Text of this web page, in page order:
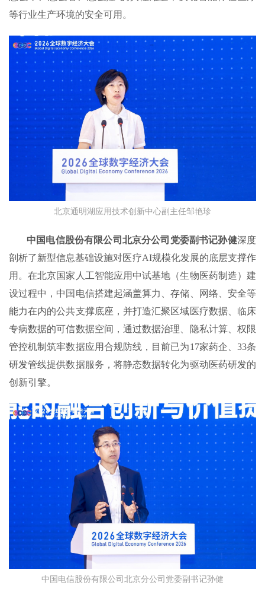
等行业生产环境的安全可用。
北京通明湖应用技术创新中心副主任邹艳珍
中国电信股份有限公司北京分公司党委副书记孙健深度
剖析了新型信息基础设施对医疗AI规模化发展的底层支撑作
用。在北京国家人工智能应用中试基地（生物医药制造）建
设过程中，中国电信搭建起涵盖算力、存储、网络、安全等
能力在内的公共支撑底座，并打造汇聚区域医疗数据、临床
专病数据的可信数据空间，通过数据治理、隐私计算、权限
管控机制筑牢数据应用合规防线，目前已为17家药企、33条
研发管线提供数据服务，将静态数据转化为驱动医药研发的
创新引擎。
中国电信股份有限公司北京分公司党委副书记孙健